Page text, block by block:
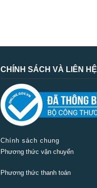
CHÍNH SÁCH VÀ LIÊN HỆ
Chính sách chung
Phương thức vận chuyển
Phương thức thanh toán